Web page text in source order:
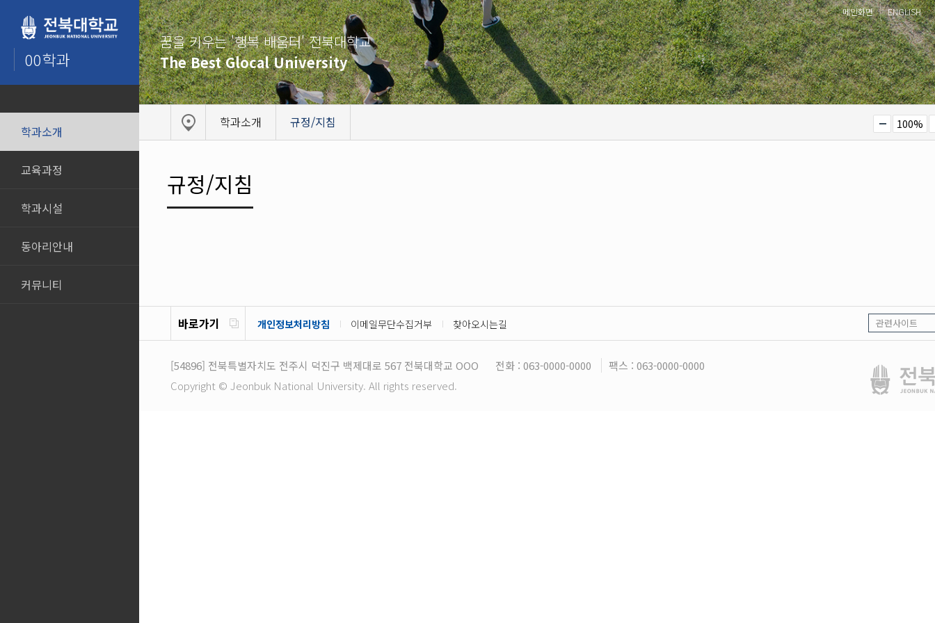
00학과
메인화면 ENGLISH
학과소개
교육과정
학과시설
동아리안내
커뮤니티
꿈을 키우는 '행복 배움터' 전북대학교
The Best Glocal University
학과소개 규정/지침 100%
규정/지침
바로가기 개인정보처리방침 이메일무단수집거부 찾아오시는길
[54896] 전북특별자치도 전주시 덕진구 백제대로 567 전북대학교 OOO 전화 : 063-0000-0000
팩스 : 063-0000-0000
Copyright © Jeonbuk National University. All rights reserved.